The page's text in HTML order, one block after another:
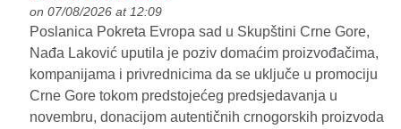
on 07/08/2026 at 12:09
Poslanica Pokreta Evropa sad u Skupštini Crne Gore,
Nađa Laković uputila je poziv domaćim proizvođačima,
kompanijama i privrednicima da se uključe u promociju
Crne Gore tokom predstojećeg predsjedavanja u
novembru, donacijom autentičnih crnogorskih proizvoda